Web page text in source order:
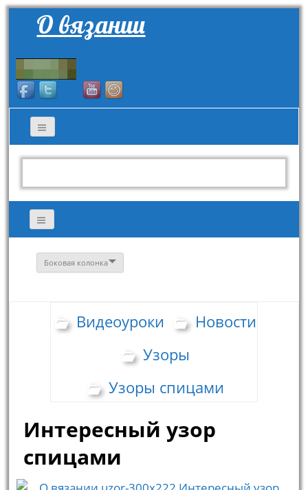
О вязании
Боковая колонка
Видеоуроки
Новости
Узоры
Узоры спицами
Интересный узор
спицами